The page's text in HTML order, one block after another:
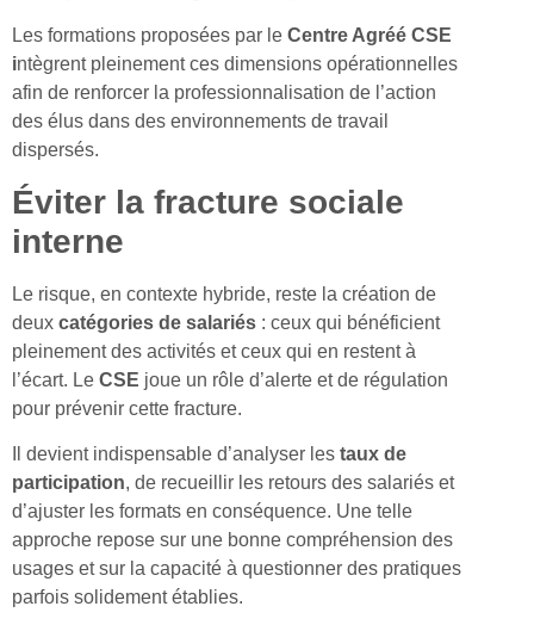
Les formations proposées par le Centre Agréé CSE
intègrent pleinement ces dimensions opérationnelles
afin de renforcer la professionnalisation de l’action
des élus dans des environnements de travail
dispersés.
Éviter la fracture sociale
interne
Le risque, en contexte hybride, reste la création de
deux catégories de salariés : ceux qui bénéficient
pleinement des activités et ceux qui en restent à
l’écart. Le CSE joue un rôle d’alerte et de régulation
pour prévenir cette fracture.
Il devient indispensable d’analyser les taux de
participation, de recueillir les retours des salariés et
d’ajuster les formats en conséquence. Une telle
approche repose sur une bonne compréhension des
usages et sur la capacité à questionner des pratiques
parfois solidement établies.